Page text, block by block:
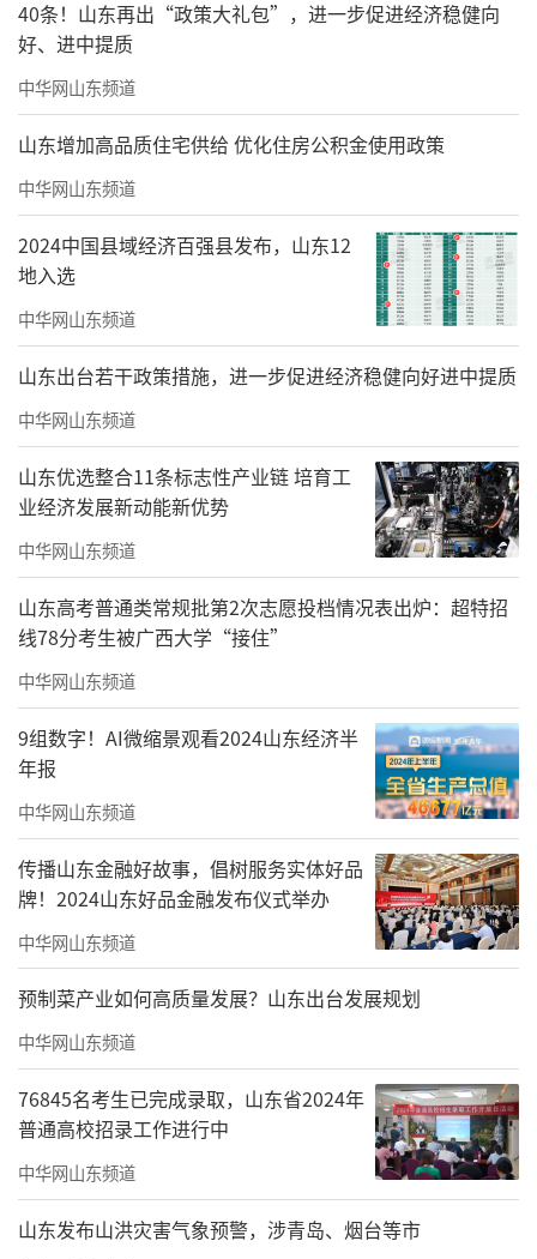
学院获批试点成立，原山东省教委获得授权向
王显明颁发了办学执照，这是新中国第一张，
也是唯一以中西医结合为办学特色并命名校名
的民办医科院校办学执照。1992年，学校在校
生突破15000人，被原国家教委授权有关部门将
更名为“山东中西医结合大学”，这所学校成
为迄今为止全国唯一曾以“中西医结合大
学”命名校名的院校。
40条！山东再出“政策大礼包”，进一步促进经济稳健向
好、进中提质
中华网山东频道
山东增加高品质住宅供给 优化住房公积金使用政策
中华网山东频道
2024中国县域经济百强县发布，山东12
地入选
中华网山东频道
山东出台若干政策措施，进一步促进经济稳健向好进中提质
中华网山东频道
山东优选整合11条标志性产业链 培育工
业经济发展新动能新优势
中华网山东频道
山东高考普通类常规批第2次志愿投档情况表出炉：超特招
线78分考生被广西大学“接住”
中华网山东频道
9组数字！AI微缩景观看2024山东经济半
年报
中华网山东频道
传播山东金融好故事，倡树服务实体好品
牌！2024山东好品金融发布仪式举办
中华网山东频道
预制菜产业如何高质量发展？山东出台发展规划
中华网山东频道
76845名考生已完成录取，山东省2024年
普通高校招录工作进行中
中华网山东频道
山东发布山洪灾害气象预警，涉青岛、烟台等市